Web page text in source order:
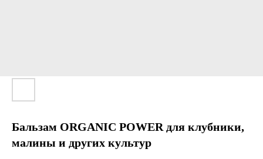
Бальзам ORGANIC POWER для клубники,
малины и других культур